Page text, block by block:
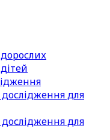
дорослих
для
для